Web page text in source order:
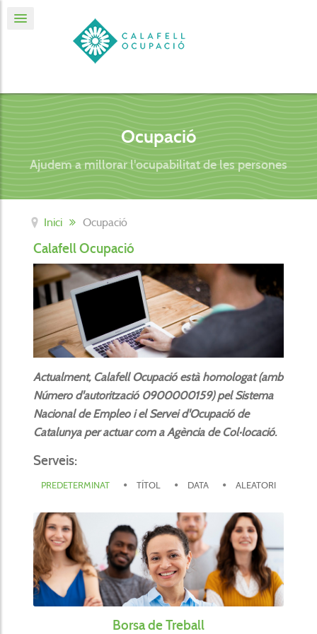
Ocupació
Ajudem a millorar l'ocupabilitat de les persones
Inici Ocupació
Calafell Ocupació
Actualment, Calafell Ocupació està homologat (amb
Número d'autorització 0900000159) pel Sistema
Nacional de Empleo i el Servei d'Ocupació de
Catalunya per actuar com a Agència de Col·locació.
Serveis:
PREDETERMINAT TÍTOL DATA ALEATORI
Borsa de Treball